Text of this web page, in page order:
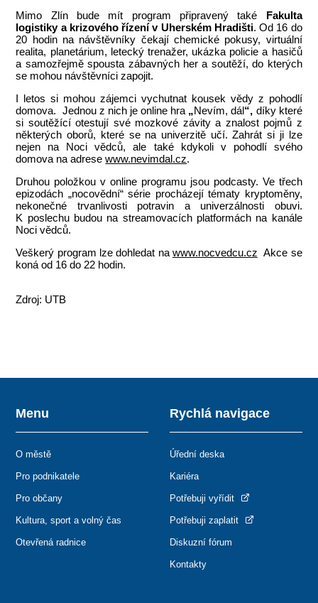
Mimo Zlín bude mít program připravený také Fakulta
logistiky a krizového řízení v Uherském Hradišti. Od 16 do
20 hodin na návštěvníky čekají chemické pokusy, virtuální
realita, planetárium, letecký trenažer, ukázka policie a hasičů
a samozřejmě spousta zábavných her a soutěží, do kterých
se mohou návštěvníci zapojit.
I letos si mohou zájemci vychutnat kousek vědy z pohodlí
domova. Jednou z nich je online hra „Nevím, dál“, díky které
si soutěžící otestují své mozkové závity a znalost pojmů z
některých oborů, které se na univerzitě učí. Zahrát si ji lze
nejen na Noci vědců, ale také kdykoli v pohodlí svého
domova na adresewww.nevimdal.cz.
Druhou položkou v online programu jsou podcasty. Ve třech
epizodách „nocovědní“ série procházejí tématy kryptoměny,
nekonečné trvanlivosti potravin a univerzálnosti obuvi.
K poslechu budou na streamovacích platformách na kanále
Noci vědců.
Veškerý program lze dohledat nawww.nocvedcu.cz Akce se
koná od 16 do 22 hodin.
Zdroj: UTB
Menu
O městě
Pro podnikatele
Pro občany
Kultura, sport a volný čas
Otevřená radnice
Rychlá navigace
Úřední deska
Kariéra
Potřebuji vyřídit
Potřebuji zaplatit
Diskuzní fórum
Kontakty